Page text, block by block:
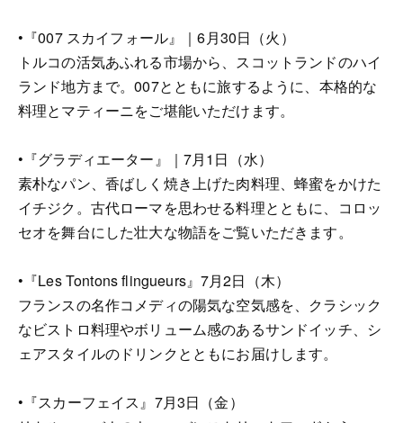
•『007 スカイフォール』｜6月30日（火）
トルコの活気あふれる市場から、スコットランドのハイ
ランド地方まで。007とともに旅するように、本格的な
料理とマティーニをご堪能いただけます。
•『グラディエーター』｜7月1日（水）
素朴なパン、香ばしく焼き上げた肉料理、蜂蜜をかけた
イチジク。古代ローマを思わせる料理とともに、コロッ
セオを舞台にした壮大な物語をご覧いただきます。
•『Les Tontons flingueurs』7月2日（木）
フランスの名作コメディの陽気な空気感を、クラシック
なビストロ料理やボリューム感のあるサンドイッチ、シ
ェアスタイルのドリンクとともにお届けします。
•『スカーフェイス』7月3日（金）